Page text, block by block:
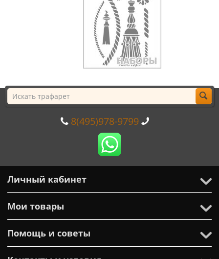
8(495)978-9799
Личный кабинет
Мои товары
Помощь и советы